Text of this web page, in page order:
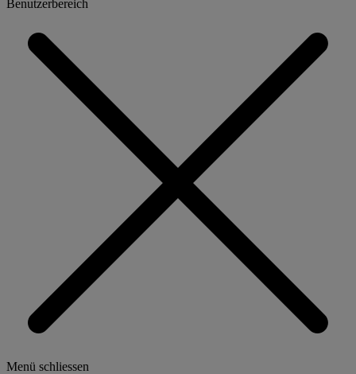
Benutzerbereich
Menü schliessen